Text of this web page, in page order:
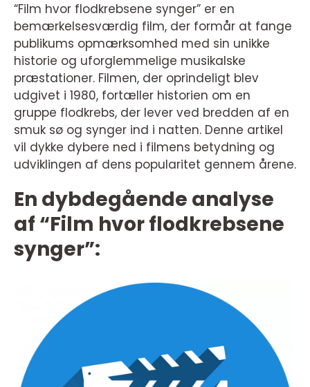
“Film hvor flodkrebsene synger” er en
bemærkelsesværdig film, der formår at fange
publikums opmærksomhed med sin unikke
historie og uforglemmelige musikalske
præstationer. Filmen, der oprindeligt blev
udgivet i 1980, fortæller historien om en
gruppe flodkrebs, der lever ved bredden af en
smuk sø og synger ind i natten. Denne artikel
vil dykke dybere ned i filmens betydning og
udviklingen af dens popularitet gennem årene.
En dybdegående analyse
af “Film hvor flodkrebsene
synger”: